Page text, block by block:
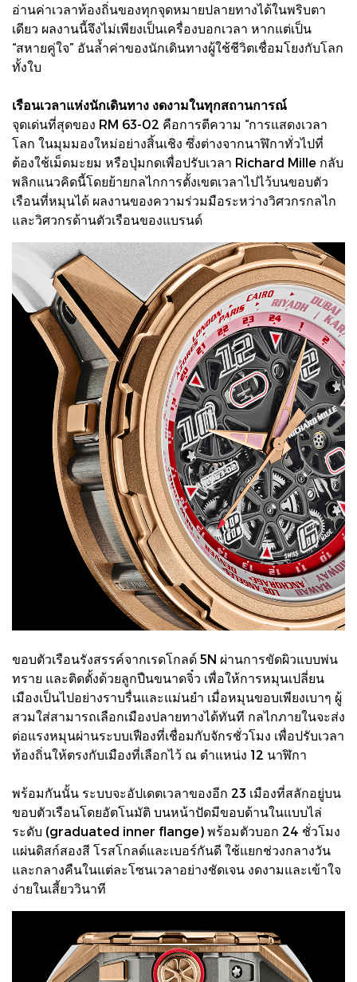
อ่านค่าเวลาท้องถิ่นของทุกจุดหมายปลายทางได้ในพริบตา
เดียว ผลงานนี้จึงไม่เพียงเป็นเครื่องบอกเวลา หากแต่เป็น
“สหายคู่ใจ” อันล้ำค่าของนักเดินทางผู้ใช้ชีวิตเชื่อมโยงกับโลก
ทั้งใบ
เรือนเวลาแห่งนักเดินทาง งดงามในทุกสถานการณ์
จุดเด่นที่สุดของ RM 63-02 คือการตีความ “การแสดงเวลา
โลก ในมุมมองใหม่อย่างสิ้นเชิง ซึ่งต่างจากนาฬิกาทั่วไปที่
ต้องใช้เม็ดมะยม หรือปุ่มกดเพื่อปรับเวลา Richard Mille กลับ
พลิกแนวคิดนี้โดยย้ายกลไกการตั้งเขตเวลาไปไว้บนขอบตัว
เรือนที่หมุนได้ ผลงานของความร่วมมือระหว่างวิศวกรกลไก
และวิศวกรด้านตัวเรือนของแบรนด์
ขอบตัวเรือนรังสรรค์จากเรดโกลด์ 5N ผ่านการขัดผิวแบบพ่น
ทราย และติดตั้งด้วยลูกปืนขนาดจิ๋ว เพื่อให้การหมุนเปลี่ยน
เมืองเป็นไปอย่างราบรื่นและแม่นยำ เมื่อหมุนขอบเพียงเบาๆ ผู้
สวมใส่สามารถเลือกเมืองปลายทางได้ทันที กลไกภายในจะส่ง
ต่อแรงหมุนผ่านระบบเฟืองที่เชื่อมกับจักรชั่วโมง เพื่อปรับเวลา
ท้องถิ่นให้ตรงกับเมืองที่เลือกไว้ ณ ตำแหน่ง 12 นาฬิกา
พร้อมกันนั้น ระบบจะอัปเดตเวลาของอีก 23 เมืองที่สลักอยู่บน
ขอบตัวเรือนโดยอัตโนมัติ บนหน้าปัดมีขอบด้านในแบบไล่
ระดับ (graduated inner flange) พร้อมตัวบอก 24 ชั่วโมง
แผ่นดิสก์สองสี โรสโกลด์และเบอร์กันดี ใช้แยกช่วงกลางวัน
และกลางคืนในแต่ละโซนเวลาอย่างชัดเจน งดงามและเข้าใจ
ง่ายในเสี้ยววินาที